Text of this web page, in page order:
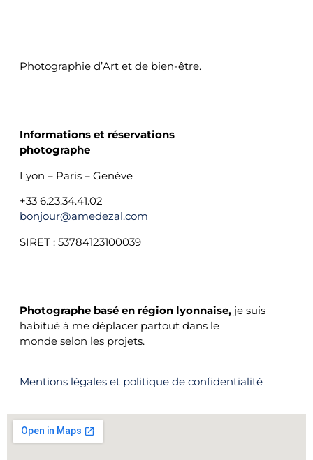
Photographie d’Art et de bien-être.
Informations et réservations
photographe
Lyon – Paris – Genève
+33 6.23.34.41.02
bonjour@amedezal.com
SIRET : 53784123100039
Photographe basé en région lyonnaise,je suis
habitué à me déplacer partout dans le
monde selon les projets.
Mentions légales et politique de confidentialité